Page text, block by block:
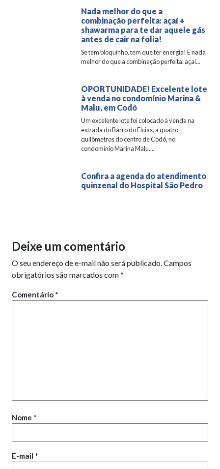
Nada melhor do que a
combinação perfeita: açaí +
shawarma para te dar aquele gás
antes de cair na folia!
Se tem bloquinho, tem que ter energia! E nada
melhor do que a combinação perfeita: açaí...
OPORTUNIDADE! Excelente lote
à venda no condomínio Marina &
Malu, em Codó
Um excelente lote foi colocado à venda na
estrada do Barro do Elcias, a quatro
quilômetros do centro de Codó, no
condomínio Marina Malu....
Confira a agenda do atendimento
quinzenal do Hospital São Pedro
Deixe um comentário
O seu endereço de e-mail não será publicado.Campos
obrigatórios são marcados com*
Comentário *
Nome *
E-mail *